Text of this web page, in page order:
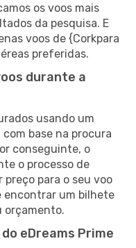
os voos mais
da pesquisa. E
voos de {Corkpara
preferidas.
durante a
usando um
base na procura
conseguinte, o
o processo de
para o seu voo
encontrar um bilhete
orçamento.
eDreams Prime